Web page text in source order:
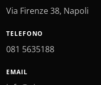
Via Firenze 38, Napoli
TELEFONO
081 5635188
EMAIL